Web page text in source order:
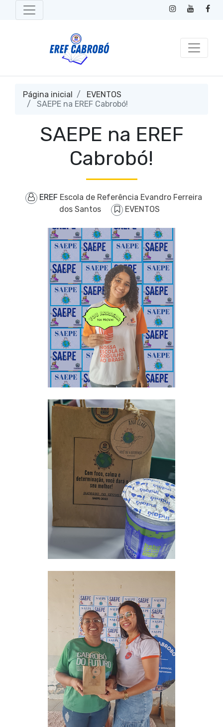
Página inicial
EVENTOS
SAEPE na EREF Cabrobó!
SAEPE na EREF
Cabrobó!
EREF Escola de Referência Evandro Ferreira
dos Santos
EVENTOS